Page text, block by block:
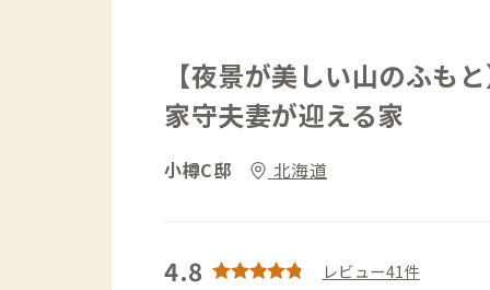
【夜景が美しい山のふも
家守夫妻が迎える家
小樽C邸 北海道
4.8 レビュー41件